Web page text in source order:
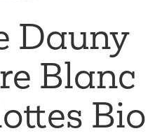
Dauny
Blanc
Bio